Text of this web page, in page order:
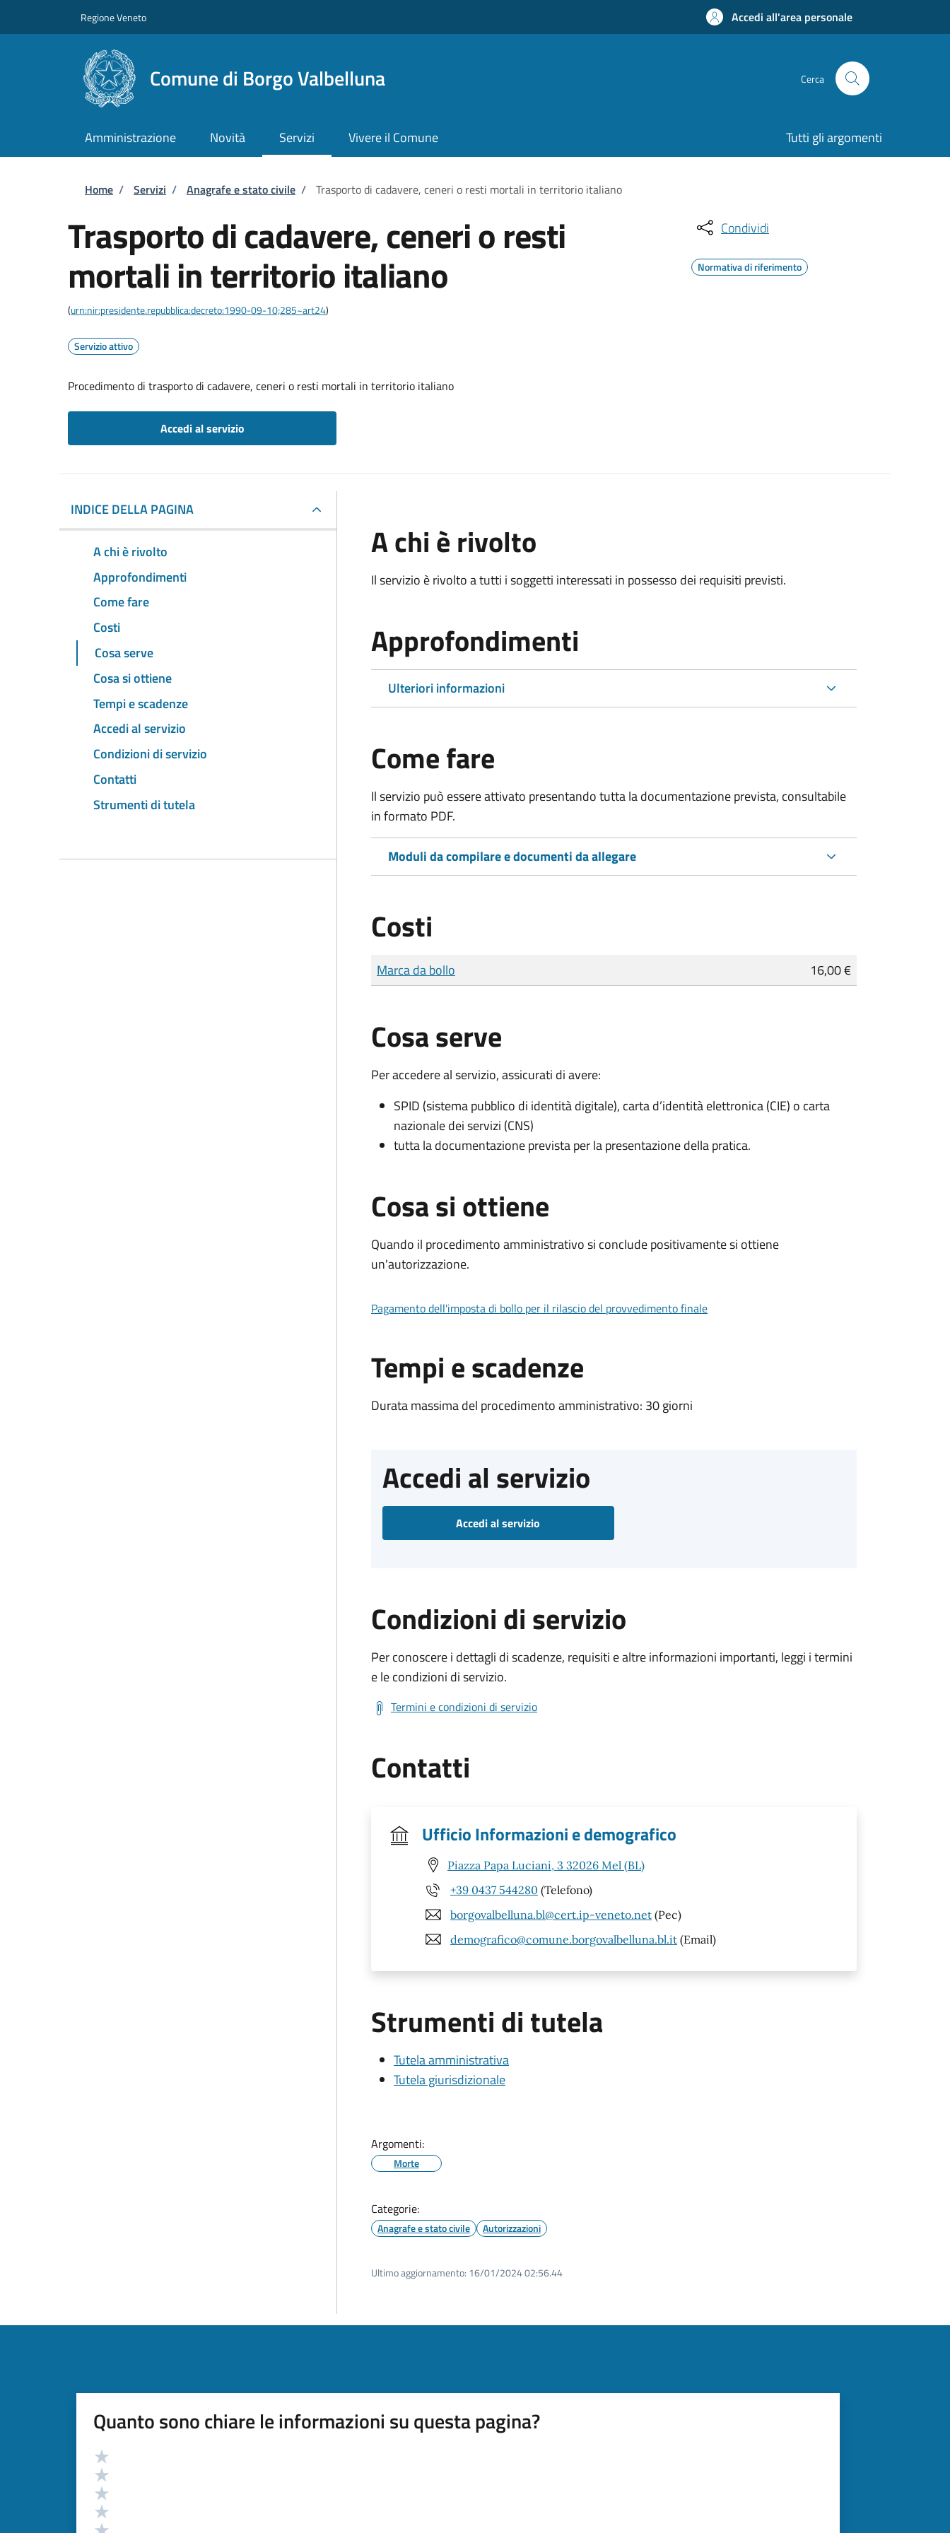
Regione Veneto Accedi all'area personale
Comune di Borgo Valbelluna Cerca
Amministrazione Novità Servizi Vivere il Comune Tutti gli argomenti
Briciole di pane
Home / Servizi / Anagrafe e stato civile / Trasporto di cadavere, ceneri o resti mortali in territorio italiano
Trasporto di cadavere, ceneri o resti
mortali in territorio italiano
(urn:nir:presidente.repubblica:decreto:1990-09-10;285~art24)
Servizio attivo
Procedimento di trasporto di cadavere, ceneri o resti mortali in territorio italiano
Accedi al servizio
Condividi
Normativa di riferimento
INDICE DELLA PAGINA
A chi è rivolto
Approfondimenti
Come fare
Costi
Cosa serve
Cosa si ottiene
Tempi e scadenze
Accedi al servizio
Condizioni di servizio
Contatti
Strumenti di tutela
A chi è rivolto
Il servizio è rivolto a tutti i soggetti interessati in possesso dei requisiti previsti.
Approfondimenti
Ulteriori informazioni
Come fare
Il servizio può essere attivato presentando tutta la documentazione prevista, consultabile
in formato PDF.
Moduli da compilare e documenti da allegare
Costi
Tipo di pagamento
Importo
Marca da bollo 16,00 €
Cosa serve
Per accedere al servizio, assicurati di avere:
SPID (sistema pubblico di identità digitale), carta d’identità elettronica (CIE) o carta
nazionale dei servizi (CNS)
tutta la documentazione prevista per la presentazione della pratica.
Cosa si ottiene
Quando il procedimento amministrativo si conclude positivamente si ottiene
un'autorizzazione.
Pagamento dell'imposta di bollo per il rilascio del provvedimento finale
Tempi e scadenze
Durata massima del procedimento amministrativo: 30 giorni
Accedi al servizio
Accedi al servizio
Condizioni di servizio
Per conoscere i dettagli di scadenze, requisiti e altre informazioni importanti, leggi i termini
e le condizioni di servizio.
Termini e condizioni di servizio
Contatti
Ufficio Informazioni e demografico
Piazza Papa Luciani, 3 32026 Mel (BL)
+39 0437 544280 (Telefono)
borgovalbelluna.bl@cert.ip-veneto.net (Pec)
demografico@comune.borgovalbelluna.bl.it (Email)
Strumenti di tutela
Tutela amministrativa
Tutela giurisdizionale
Argomenti:
Morte
Categorie:
Anagrafe e stato civile Autorizzazioni
Ultimo aggiornamento: 16/01/2024 02:56.44
Quanto sono chiare le informazioni su questa pagina?
Valutazione